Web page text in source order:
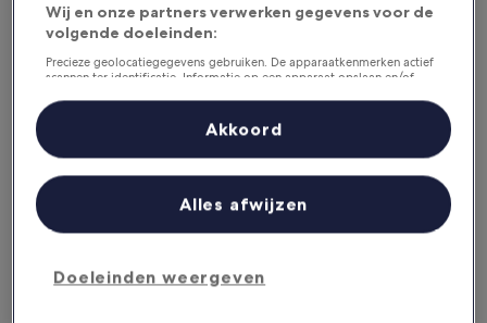
Redenen om onze app te
downloaden
Bespaar nog meer
Krijg kortingen op geselecteerde hotels in de
Wij en onze partners verwerken gegevens voor de
volgende doeleinden:
Precieze geolocatiegegevens gebruiken. De apparaatkenmerken actief
scannen ter identificatie. Informatie op een apparaat opslaan en/of
contentmetingen, doelgroepenonderzoek en ontwikkeling van
Doeleinden weergeven
Alles afwijzen
Akkoord